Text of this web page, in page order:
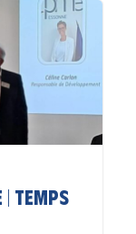
Temps